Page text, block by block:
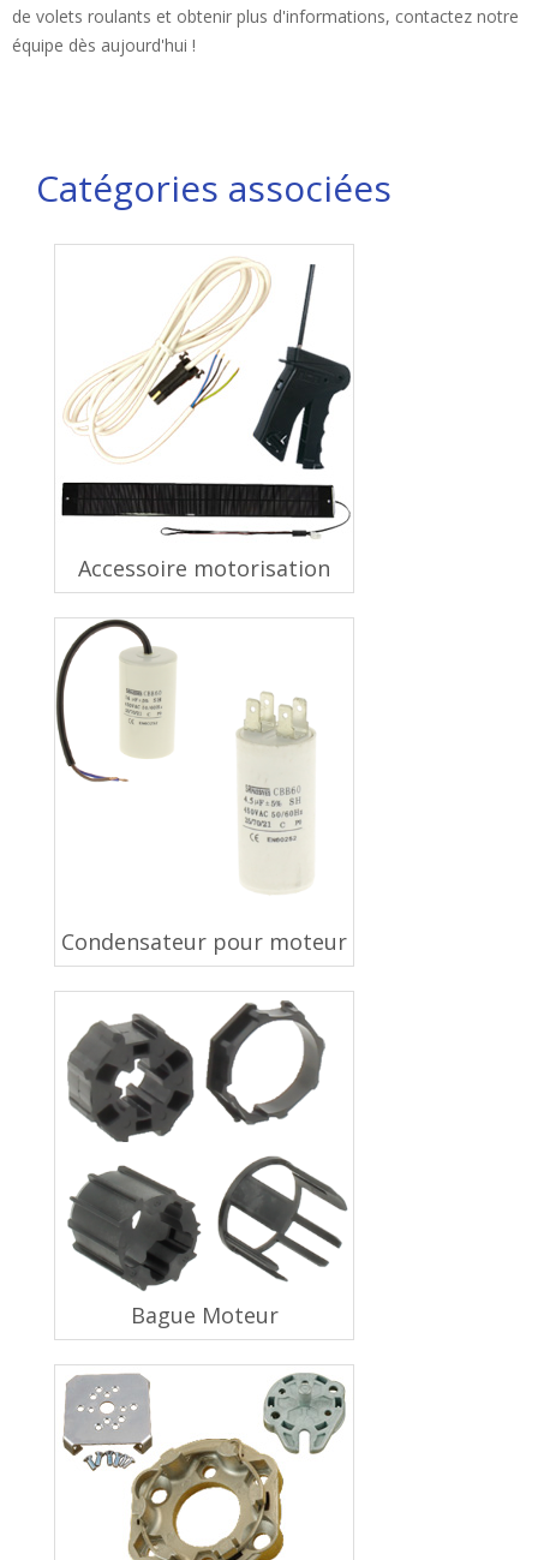
de volets roulants et obtenir plus d'informations, contactez notre
équipe dès aujourd'hui !
Catégories associées
Accessoire motorisation
Condensateur pour moteur
Bague Moteur